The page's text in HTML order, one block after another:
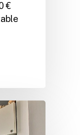
€